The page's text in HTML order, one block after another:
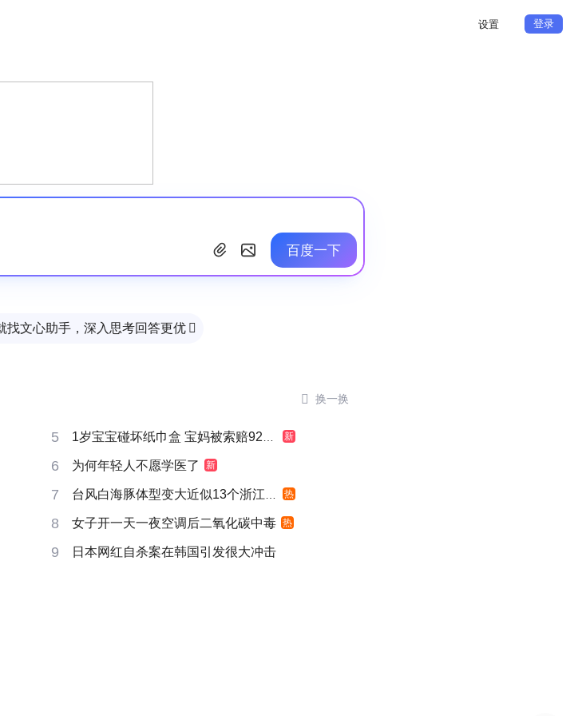
设置 登录
百度一下
找文心助手，深入思考回答更优 
 换一换
5 1岁宝宝碰坏纸巾盒 宝妈被索赔924元 新
6 为何年轻人不愿学医了 新
7 台风白海豚体型变大近似13个浙江面积 热
8 女子开一天一夜空调后二氧化碳中毒 热
9 日本网红自杀案在韩国引发很大冲击